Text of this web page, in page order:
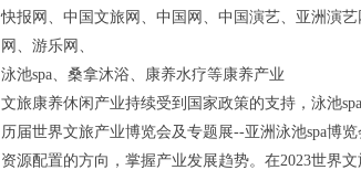
快报网、中国文旅网、中国网、中国演艺、亚洲演
网、游乐网、
泳池spa、桑拿沐浴、康养水疗等康养产业
文旅康养休闲产业持续受到国家政策的支持，泳池
历届世界文旅产业博览会及专题展--亚洲泳池spa博
资源配置的方向，掌握产业发展趋势。在2023世界